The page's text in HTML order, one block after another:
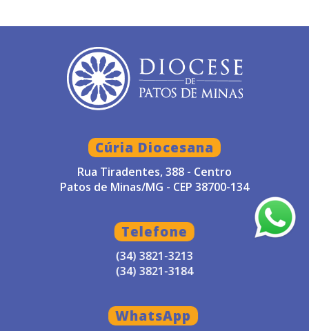
Cúria Diocesana
Rua Tiradentes, 388 - Centro
Patos de Minas/MG - CEP 38700-134
Telefone
(34) 3821-3213
(34) 3821-3184
WhatsApp